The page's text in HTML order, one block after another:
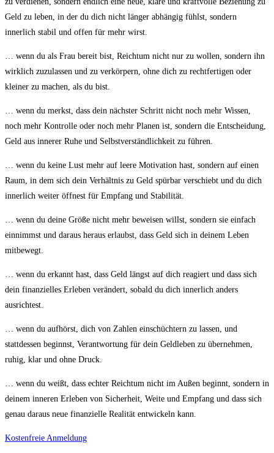
Geld zu leben, in der du dich nicht länger abhängig fühlst, sondern
innerlich stabil und offen für mehr wirst.
… wenn du als Frau bereit bist, Reichtum nicht nur zu wollen, sondern ihn
wirklich zuzulassen und zu verkörpern, ohne dich zu rechtfertigen oder
kleiner zu machen, als du bist.
… wenn du merkst, dass dein nächster Schritt nicht noch mehr Wissen,
noch mehr Kontrolle oder noch mehr Planen ist, sondern die Entscheidung,
Geld aus innerer Ruhe und Selbstverständlichkeit zu führen.
… wenn du keine Lust mehr auf leere Motivation hast, sondern auf einen
Raum, in dem sich dein Verhältnis zu Geld spürbar verschiebt und du dich
innerlich weiter öffnest für Empfang und Stabilität.
… wenn du deine Größe nicht mehr beweisen willst, sondern sie einfach
einnimmst und daraus heraus erlaubst, dass Geld sich in deinem Leben
mitbewegt.
… wenn du erkannt hast, dass Geld längst auf dich reagiert und dass sich
dein finanzielles Erleben verändert, sobald du dich innerlich anders
ausrichtest.
… wenn du aufhörst, dich von Zahlen einschüchtern zu lassen, und
stattdessen beginnst, Verantwortung für dein Geldleben zu übernehmen,
ruhig, klar und ohne Druck.
… wenn du weißt, dass echter Reichtum nicht im Außen beginnt, sondern in
deinem inneren Erleben von Sicherheit, Weite und Empfang und dass sich
genau daraus neue finanzielle Realität entwickeln kann.
Kostenfreie Anmeldung